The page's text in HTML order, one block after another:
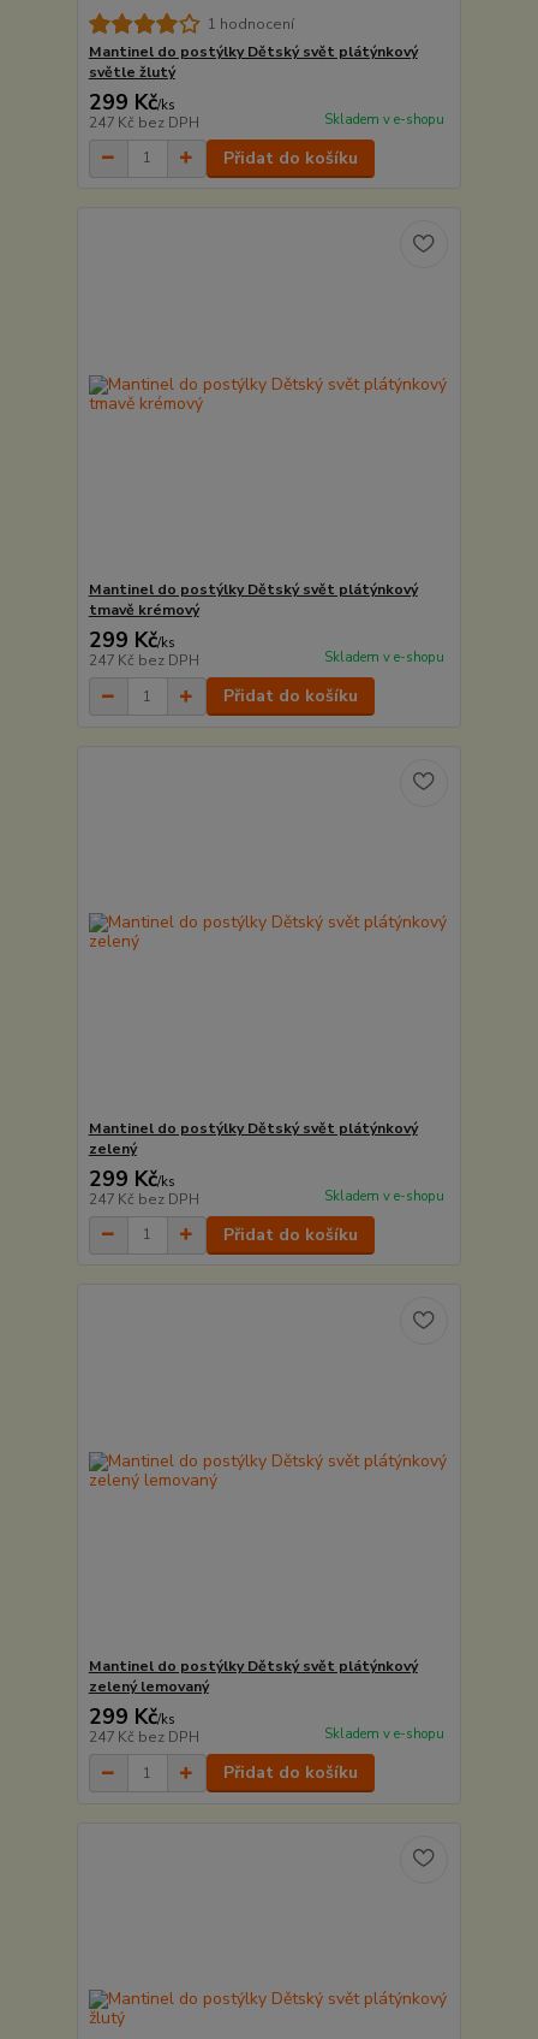
1 hodnocení
Mantinel do postýlky Dětský svět plátýnkový
světle žlutý
299 Kč/ks
247 Kč bez DPH Skladem v e-shopu
Přidat do košíku
Mantinel do postýlky Dětský svět plátýnkový
tmavě krémový
299 Kč/ks
247 Kč bez DPH Skladem v e-shopu
Přidat do košíku
Mantinel do postýlky Dětský svět plátýnkový
zelený
299 Kč/ks
247 Kč bez DPH Skladem v e-shopu
Přidat do košíku
Mantinel do postýlky Dětský svět plátýnkový
zelený lemovaný
299 Kč/ks
247 Kč bez DPH Skladem v e-shopu
Přidat do košíku